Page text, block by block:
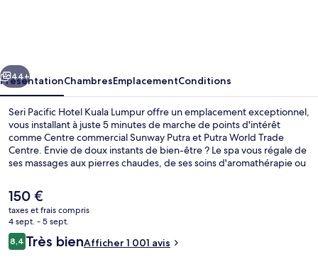
Lumpur
Suivant
44+
PrésentationChambresEmplacementConditions
Seri Pacific Hotel Kuala Lumpur offre un emplacement exceptionnel,
vous installant à juste 5 minutes de marche de points d'intérêt
comme Centre commercial Sunway Putra et Putra World Trade
Centre. Envie de doux instants de bien-être ? Le spa vous régale de
ses massages aux pierres chaudes, de ses soins d'aromathérapie ou
l'établissement The Pacific Grill vous ouvre ses portes pour le
déjeuner et le dîner et vous propose des spécialités Cuisine au
barbecue. Parmi les autres avantages de cet hôtel de luxe, on
trouve une piscine extérieure, un bar / salon et une salle de fitness,
l'idéal pour des vacances sans soucis. Quelques minutes de marche
seulement séparent l'hébergement des transports publics : Arrêt
Le
prix
actuel
est
de
150 €
taxes et frais compris
4 sept. - 5 sept.
Avis
voyageurs
8,48,4 sur 10
Très bienAfficher 1 001 avis